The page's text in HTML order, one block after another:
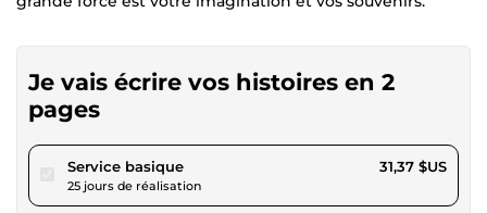
Je vais écrire vos histoires en 2
pages
Service basiquepour 28,90 $US
25 jours de réalisation
31,37 $US